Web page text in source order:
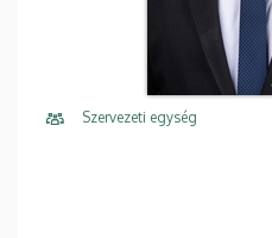
Szervezeti egység